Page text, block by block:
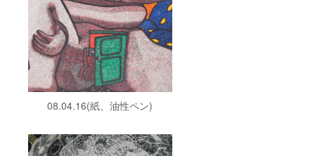
08.04.16(紙、油性ペン)